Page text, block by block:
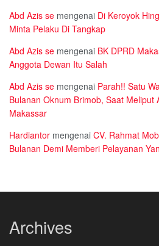
Abd Azis se mengenai Di Keroyok
Minta Pelaku Di Tangkap
Abd Azis se mengenai BK DPRD
Anggota Dewan Itu Salah
Abd Azis se mengenai Parah!! Satu
Bulanan Oknum Brimob, Saat Meliput
Makassar
Hardiantor mengenai CV. Rahmat
Bulanan Demi Memberi Pelayanan
Archives